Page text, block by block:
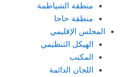
منطقة الشياظمة
منطقة حاحا
المجلس الإقليمي
الهيكل التنظيمي
المكتب
اللجان الدائمة